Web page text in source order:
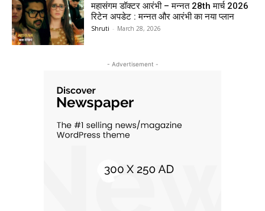
महासंगम डॉक्टर आरंभी – मन्नत 28th मार्च 2026
रिटेन अपडेट : मन्नत और आरंभी का नया प्लान
Shruti - March 28, 2026
- Advertisement -